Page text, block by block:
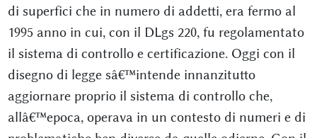
di superfici che in numero di addetti, era fermo al
1995 anno in cui, con il DLgs 220, fu regolamentato
il sistema di controllo e certificazione. Oggi con il
disegno di legge sâ€™intende innanzitutto
aggiornare proprio il sistema di controllo che,
allâ€™epoca, operava in un contesto di numeri e di